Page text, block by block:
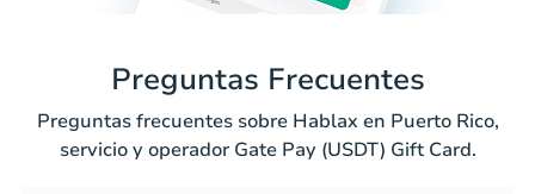
Preguntas Frecuentes
Preguntas frecuentes sobre Hablax en Puerto Rico,
servicio y operador Gate Pay (USDT) Gift Card.